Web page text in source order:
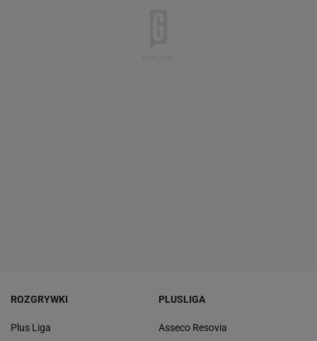
ROZGRYWKI
Plus Liga
PLUSLIGA
Asseco Resovia